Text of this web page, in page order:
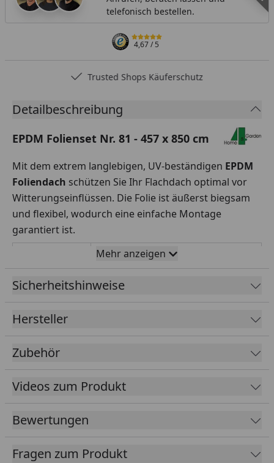
telefonisch bestellen.
4,67/ 5
Shops Käuferschutz
Detailbeschreibung
EPDM Folienset Nr. 81 - 457 x 850 cm
Mit dem extrem langlebigen, UV-beständigen EPDM
Foliendach schützen Sie Ihr Flachdach optimal vor
Witterungseinflüssen. Die Folie ist äußerst biegsam
und flexibel, wodurch eine einfache Montage
garantiert ist.
x Folienlänge
457 x 850 cm
Kleber
Inklusive speziellen Klebern für
Lieferumfang
EPDM Folie 1,14 mm ausreichend
umlaufende Blendenabdeckung
Mehr anzeigen
Sicherheitshinweise
Hersteller
Zubehör
Videos zum Produkt
Bewertungen
Fragen zum Produkt